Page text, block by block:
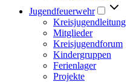
Jugendfeuerwehr
Kreisjugendleitung
Mitglieder
Kreisjugendforum
Kindergruppen
Ferienlager
Projekte